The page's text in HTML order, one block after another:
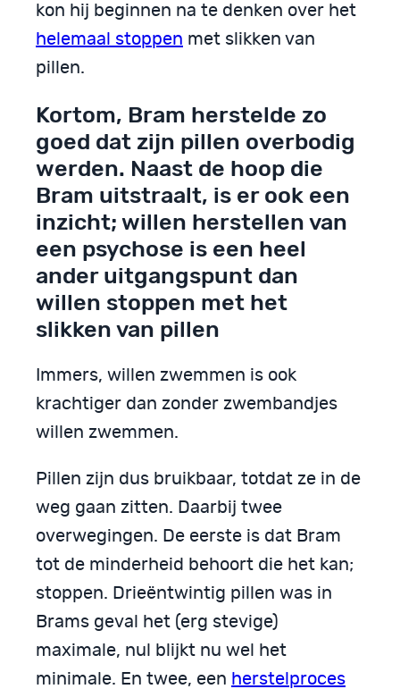
kon hij beginnen na te denken over het
helemaal stoppen met slikken van
pillen.
Kortom, Bram herstelde zo
goed dat zijn pillen overbodig
werden. Naast de hoop die
Bram uitstraalt, is er ook een
inzicht; willen herstellen van
een psychose is een heel
ander uitgangspunt dan
willen stoppen met het
slikken van pillen
Immers, willen zwemmen is ook
krachtiger dan zonder zwembandjes
willen zwemmen.
Pillen zijn dus bruikbaar, totdat ze in de
weg gaan zitten. Daarbij twee
overwegingen. De eerste is dat Bram
tot de minderheid behoort die het kan;
stoppen. Drieëntwintig pillen was in
Brams geval het (erg stevige)
maximale, nul blijkt nu wel het
minimale. En twee, een herstelproces